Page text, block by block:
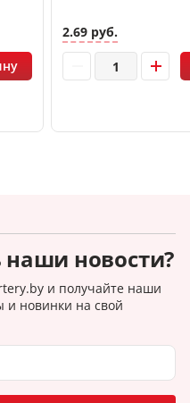
2.69 руб.
новости?
и получайте наши
и новинки на свой